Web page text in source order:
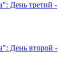
День третий -
День второй -